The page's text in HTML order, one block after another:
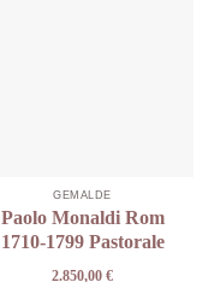
GEMÄLDE
Paolo Monaldi Rom
1710-1799 Pastorale
2.850,00 €